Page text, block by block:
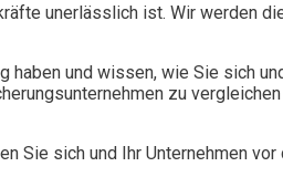
unerlässlich ist. Wir werden
und wissen, wie Sie sich
zu
Sie sich und Ihr Unternehmen